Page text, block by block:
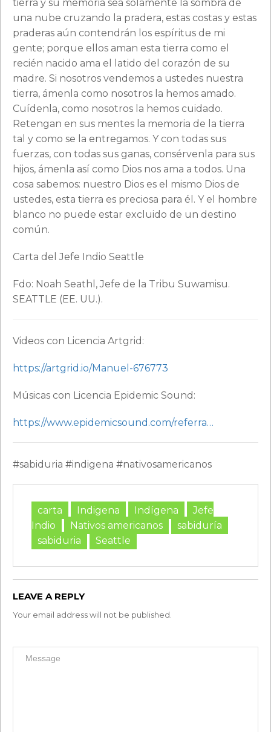
tierra y su memoria sea solamente la sombra de
una nube cruzando la pradera, estas costas y estas
praderas aún contendrán los espíritus de mi
gente; porque ellos aman esta tierra como el
recién nacido ama el latido del corazón de su
madre. Si nosotros vendemos a ustedes nuestra
tierra, ámenla como nosotros la hemos amado.
Cuídenla, como nosotros la hemos cuidado.
Retengan en sus mentes la memoria de la tierra
tal y como se la entregamos. Y con todas sus
fuerzas, con todas sus ganas, consérvenla para sus
hijos, ámenla así como Dios nos ama a todos. Una
cosa sabemos: nuestro Dios es el mismo Dios de
ustedes, esta tierra es preciosa para él. Y el hombre
blanco no puede estar excluido de un destino
común.
Carta del Jefe Indio Seattle
Fdo: Noah Seathl, Jefe de la Tribu Suwamisu.
SEATTLE (EE. UU.).
Videos con Licencia Artgrid:
https://artgrid.io/Manuel-676773
Músicas con Licencia Epidemic Sound:
https://www.epidemicsound.com/referra…
#sabiduria #indigena #nativosamericanos
carta Indigena Indígena
Jefe
Indio
Nativos americanos
sabiduría
sabiduria
Seattle
LEAVE A REPLY
Your email address will not be published.